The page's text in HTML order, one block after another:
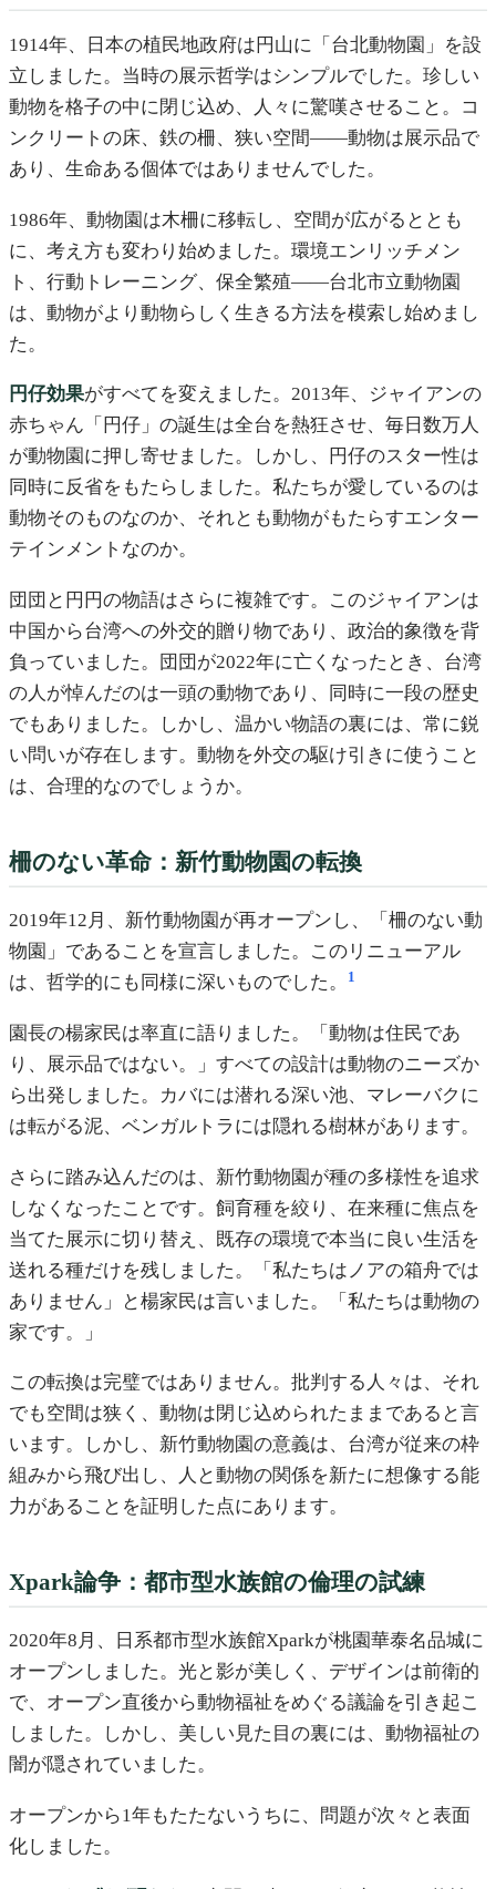
1914年、日本の植民地政府は円山に「台北動物園」を設
立しました。当時の展示哲学はシンプルでした。珍しい
動物を格子の中に閉じ込め、人々に驚嘆させること。コ
ンクリートの床、鉄の柵、狭い空間——動物は展示品で
あり、生命ある個体ではありませんでした。
1986年、動物園は木柵に移転し、空間が広がるととも
に、考え方も変わり始めました。環境エンリッチメン
ト、行動トレーニング、保全繁殖——台北市立動物園
は、動物がより動物らしく生きる方法を模索し始めまし
た。
円仔効果がすべてを変えました。2013年、ジャイアンの
赤ちゃん「円仔」の誕生は全台を熱狂させ、毎日数万人
が動物園に押し寄せました。しかし、円仔のスター性は
同時に反省をもたらしました。私たちが愛しているのは
動物そのものなのか、それとも動物がもたらすエンター
テインメントなのか。
団団と円円の物語はさらに複雑です。このジャイアンは
中国から台湾への外交的贈り物であり、政治的象徴を背
負っていました。団団が2022年に亡くなったとき、台湾
の人が悼んだのは一頭の動物であり、同時に一段の歴史
でもありました。しかし、温かい物語の裏には、常に鋭
い問いが存在します。動物を外交の駆け引きに使うこと
は、合理的なのでしょうか。
柵のない革命：新竹動物園の転換
2019年12月、新竹動物園が再オープンし、「柵のない動
物園」であることを宣言しました。このリニューアル
は、哲学的にも同様に深いものでした。
1
園長の楊家民は率直に語りました。「動物は住民であ
り、展示品ではない。」すべての設計は動物のニーズか
ら出発しました。カバには潜れる深い池、マレーバクに
は転がる泥、ベンガルトラには隠れる樹林があります。
さらに踏み込んだのは、新竹動物園が種の多様性を追求
しなくなったことです。飼育種を絞り、在来種に焦点を
当てた展示に切り替え、既存の環境で本当に良い生活を
送れる種だけを残しました。「私たちはノアの箱舟では
ありません」と楊家民は言いました。「私たちは動物の
家です。」
この転換は完璧ではありません。批判する人々は、それ
でも空間は狭く、動物は閉じ込められたままであると言
います。しかし、新竹動物園の意義は、台湾が従来の枠
組みから飛び出し、人と動物の関係を新たに想像する能
力があることを証明した点にあります。
Xpark論争：都市型水族館の倫理の試練
2020年8月、日系都市型水族館Xparkが桃園華泰名品城に
オープンしました。光と影が美しく、デザインは前衛的
で、オープン直後から動物福祉をめぐる議論を引き起こ
しました。しかし、美しい見た目の裏には、動物福祉の
闇が隠されていました。
オープンから1年もたたないうちに、問題が次々と表面
化しました。